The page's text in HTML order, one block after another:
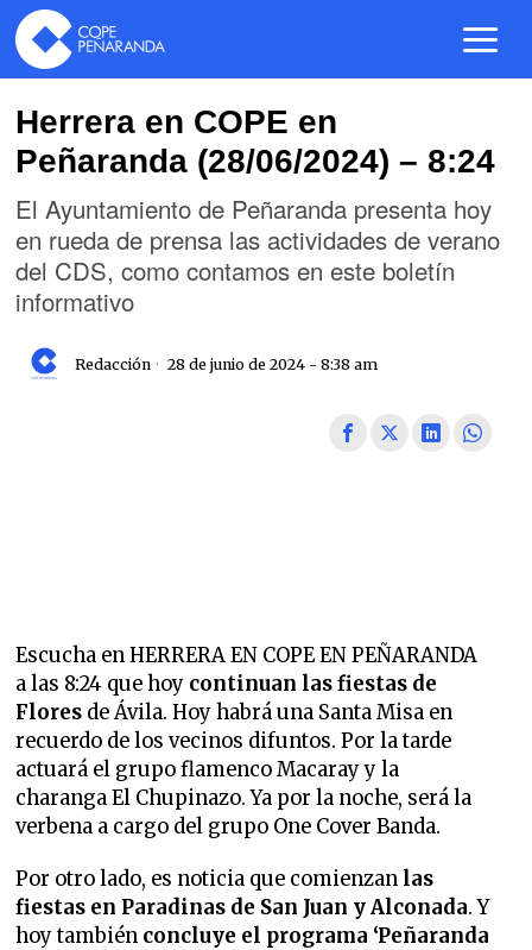
Herrera en COPE en
Peñaranda (28/06/2024) – 8:24
El Ayuntamiento de Peñaranda presenta hoy
en rueda de prensa las actividades de verano
del CDS, como contamos en este boletín
informativo
Redacción 28 de junio de 2024 - 8:38 am
Escucha en HERRERA EN COPE EN PEÑARANDA
a las 8:24 que hoy continuan las fiestas de
Flores de Ávila. Hoy habrá una Santa Misa en
recuerdo de los vecinos difuntos. Por la tarde
actuará el grupo flamenco Macaray y la
charanga El Chupinazo. Ya por la noche, será la
verbena a cargo del grupo One Cover Banda.
Por otro lado, es noticia que comienzan las
fiestas en Paradinas de San Juan y Alconada. Y
hoy también concluye el programa ‘Peñaranda